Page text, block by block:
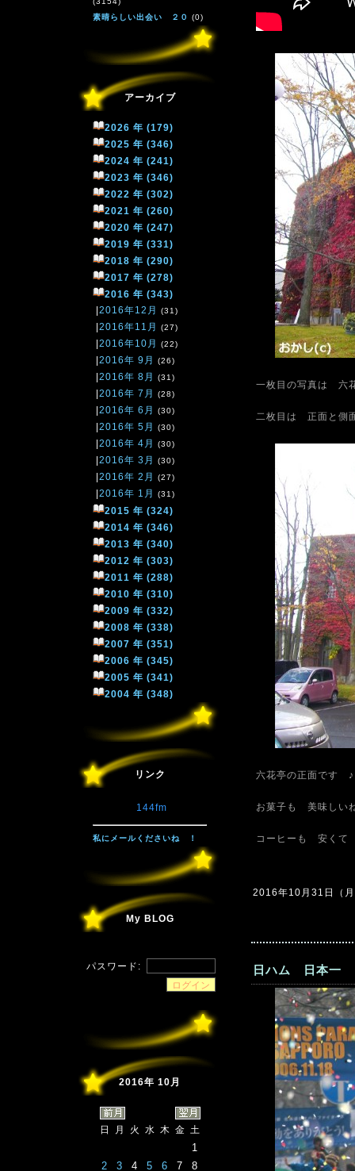
素晴らしい出会い ２０ (0)
アーカイブ
2026 年 (179)
2025 年 (346)
2024 年 (241)
2023 年 (346)
2022 年 (302)
2021 年 (260)
2020 年 (247)
2019 年 (331)
2018 年 (290)
2017 年 (278)
2016 年 (343)
2016年12月 (31)
2016年11月 (27)
2016年10月 (22)
2016年 9月 (26)
2016年 8月 (31)
2016年 7月 (28)
2016年 6月 (30)
2016年 5月 (30)
2016年 4月 (30)
2016年 3月 (30)
2016年 2月 (27)
2016年 1月 (31)
2015 年 (324)
2014 年 (346)
2013 年 (340)
2012 年 (303)
2011 年 (288)
2010 年 (310)
2009 年 (332)
2008 年 (338)
2007 年 (351)
2006 年 (345)
2005 年 (341)
2004 年 (348)
リンク
144fm
私にメールくださいね ！
My BLOG
パスワード:
2016年 10月
日 月 火 水 木 金 土
1
2
3 4 5 6 7 8
一枚目の写真は 六
二枚目は 正面と側
六花亭の正面です ♪
お菓子も 美味し
コーヒーも 安く
2016年10月31日（
日ハム 日本一